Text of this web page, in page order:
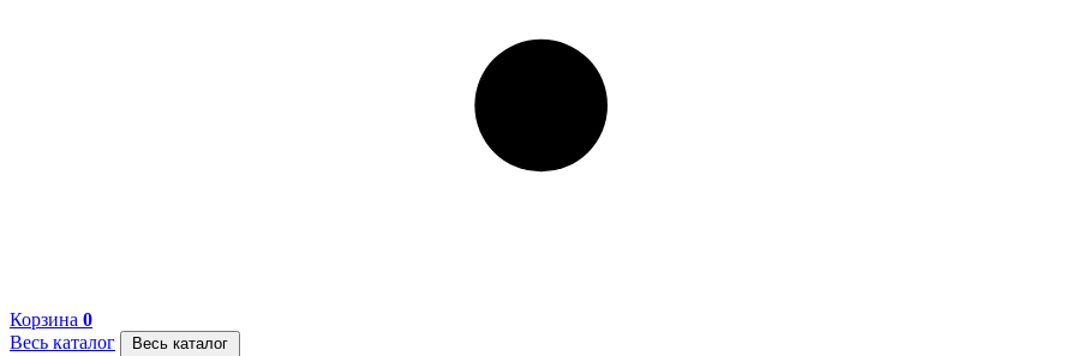
Корзина 0
Весь каталог
Весь каталог